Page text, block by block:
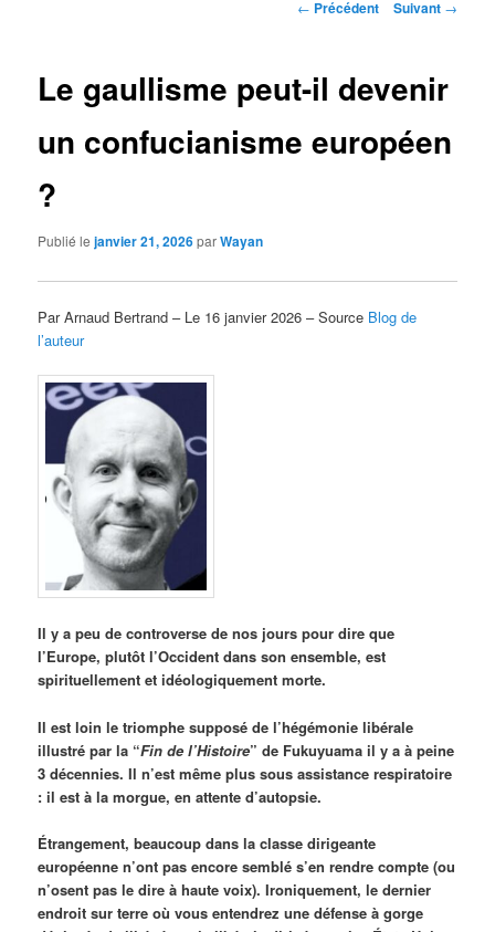
Navigation
← Précédent Suivant →
Le gaullisme peut-il devenir
un confucianisme européen
?
Publié lejanvier 21, 2026parWayan
Par Arnaud Bertrand – Le 16 janvier 2026 – Source Blog de
l’auteur
Il y a peu de controverse de nos jours pour dire que
l’Europe, plutôt l’Occident dans son ensemble, est
spirituellement et idéologiquement morte.
Il est loin le triomphe supposé de l’hégémonie libérale
illustré par la “Fin de l’Histoire” de Fukuyuama il y a à peine
3 décennies. Il n’est même plus sous assistance respiratoire
: il est à la morgue, en attente d’autopsie.
Étrangement, beaucoup dans la classe dirigeante
européenne n’ont pas encore semblé s’en rendre compte (ou
n’osent pas le dire à haute voix). Ironiquement, le dernier
endroit sur terre où vous entendrez une défense à gorge